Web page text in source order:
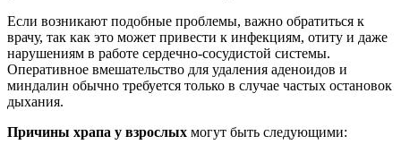
Если возникают подобные проблемы, важно обратиться к
врачу, так как это может привести к инфекциям, отиту и даже
нарушениям в работе сердечно-сосудистой системы.
Оперативное вмешательство для удаления аденоидов и
миндалин обычно требуется только в случае частых остановок
дыхания.
Причины храпа у взрослых могут быть следующими: